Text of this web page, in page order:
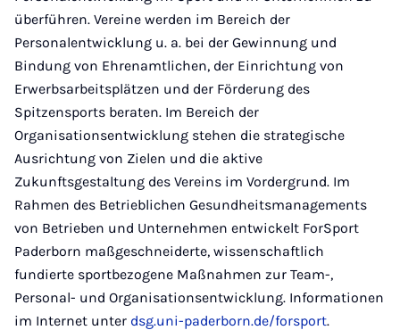
überführen. Vereine werden im Bereich der
Personalentwicklung u. a. bei der Gewinnung und
Bindung von Ehrenamtlichen, der Einrichtung von
Erwerbsarbeitsplätzen und der Förderung des
Spitzensports beraten. Im Bereich der
Organisationsentwicklung stehen die strategische
Ausrichtung von Zielen und die aktive
Zukunftsgestaltung des Vereins im Vordergrund. Im
Rahmen des Betrieblichen Gesundheitsmanagements
von Betrieben und Unternehmen entwickelt ForSport
Paderborn maßgeschneiderte, wissenschaftlich
fundierte sportbezogene Maßnahmen zur Team-,
Personal- und Organisationsentwicklung. Informationen
im Internet unter dsg.uni-paderborn.de/forsport.